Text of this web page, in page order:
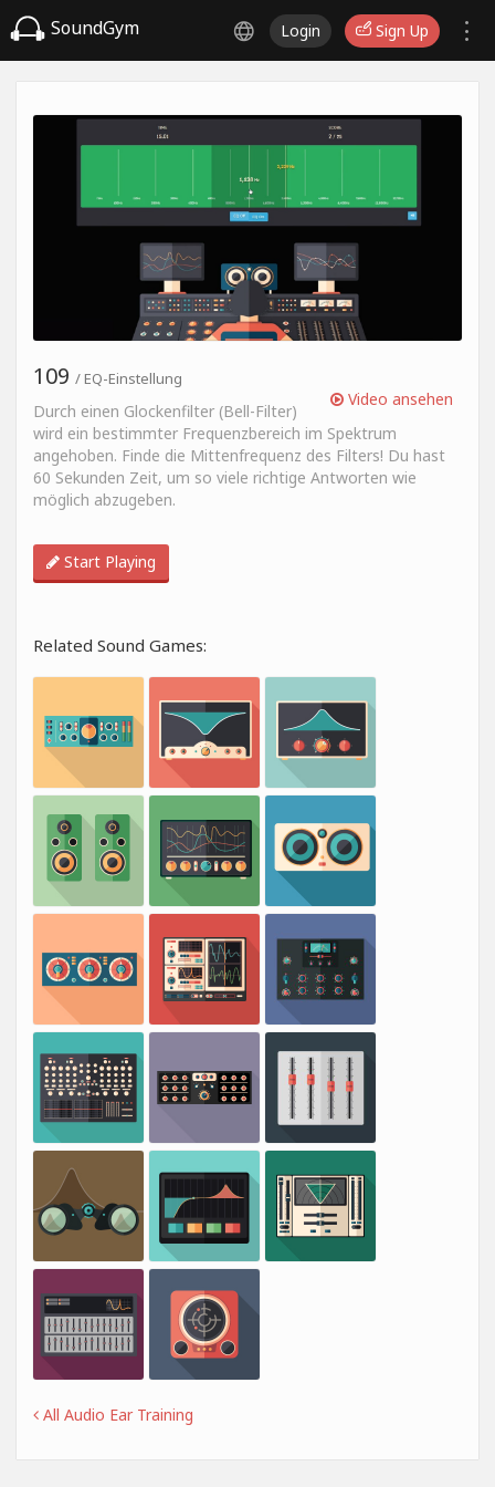
SoundGym Login Sign Up
Video ansehen
109 / EQ-Einstellung
Durch einen Glockenfilter (Bell-Filter)
wird ein bestimmter Frequenzbereich im Spektrum
angehoben. Finde die Mittenfrequenz des Filters! Du hast
60 Sekunden Zeit, um so viele richtige Antworten wie
möglich abzugeben.
Start Playing
Related Sound Games:
All Audio Ear Training